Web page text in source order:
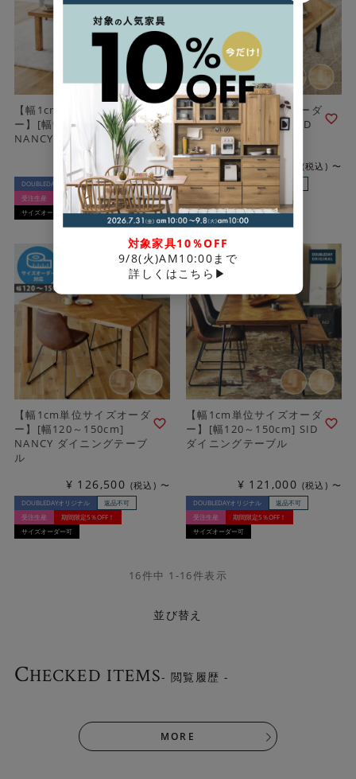
【幅1cm単位サイズオーダ
ー】[幅90～105cm]
NANCY コーヒーテーブル
¥ 99,000 税込 〜
DOUBLEDAYオリジナル
返品不可
受注生産
期間限定5％OFF！
サイズオーダー可
【幅1cm単位サイズオーダ
ー】[幅90～105cm] SID
コーヒーテーブル
¥ 99,000 税込 〜
DOUBLEDAYオリジナル
返品不可
受注生産
期間限定5％OFF！
サイズオーダー可
【幅1cm単位サイズオーダ
ー】[幅120～150cm]
NANCY ダイニングテーブ
ル
¥ 126,500 税込 〜
DOUBLEDAYオリジナル
返品不可
受注生産
期間限定5％OFF！
サイズオーダー可
【幅1cm単位サイズオーダ
ー】[幅120～150cm] SID
ダイニングテーブル
¥ 121,000 税込 〜
DOUBLEDAYオリジナル
返品不可
受注生産
期間限定5％OFF！
サイズオーダー可
並び替え
16件中 1 -16件表示
CHECKED ITEMS- 閲覧履歴 -
MORE
対象家具10％OFF
9/8(火)AM10:00まで
詳しくはこちら▶